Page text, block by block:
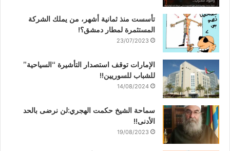
تأسست منذ ثمانية أشهر، من يملك الشركة
المستثمرة لمطار دمشق؟!
23/07/2023
الإمارات توقف استصدار التأشيرة “السياحية”
للشباب للسوريين!!
14/08/2024
سماحة الشيخ حكمت الهجري:لن نرضى بالحد
الأدنى!!
19/08/2023